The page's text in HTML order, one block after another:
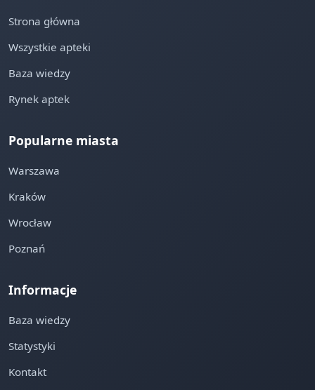
Strona główna
Wszystkie apteki
Baza wiedzy
Rynek aptek
Popularne miasta
Warszawa
Kraków
Wrocław
Poznań
Informacje
Baza wiedzy
Statystyki
Kontakt